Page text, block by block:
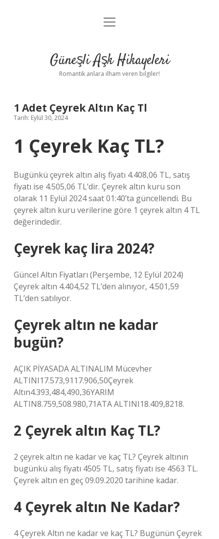
Anasayfa
Yasal Uyarı
menüyü
Güneşli Aşk Hikayeleri
Romantik anlara ilham veren bilgiler!
1 Adet Çeyrek Altın Kaç Tl
Tarih: Eylül 30, 2024
1 Çeyrek Kaç TL?
Bugünkü çeyrek altın alış fiyatı 4.408,06 TL, satış
fiyatı ise 4.505,06 TL’dir. Çeyrek altın kuru son
olarak 11 Eylül 2024 saat 01:40’ta güncellendi. Bu
çeyrek altın kuru verilerine göre 1 çeyrek altın 4 TL
değerindedir.
Çeyrek kaç lira 2024?
Güncel Altın Fiyatları (Perşembe, 12 Eylül 2024)
Çeyrek altın 4.404,52 TL’den alınıyor, 4.501,59
TL’den satılıyor.
Çeyrek altın ne kadar
bugün?
AÇIK PİYASADA ALTINALIM Mücevher
ALTINI17.573,9117.906,50Çeyrek
Altın4.393,484,490,36YARIM
ALTIN8.759,508.980,71ATA ALTINI18.409,8218.
2 Çeyrek altın Kaç TL?
2 çeyrek altın ne kadar ve kaç TL? Çeyrek altının
bugünkü alış fiyatı 4505 TL, satış fiyatı ise 4563 TL.
Çeyrek altın en geç 09.09.2020 tarihine kadar.
4 Çeyrek altın Ne Kadar?
4 Çeyrek Altın ne kadar ve kaç TL? Bugünün Çeyrek